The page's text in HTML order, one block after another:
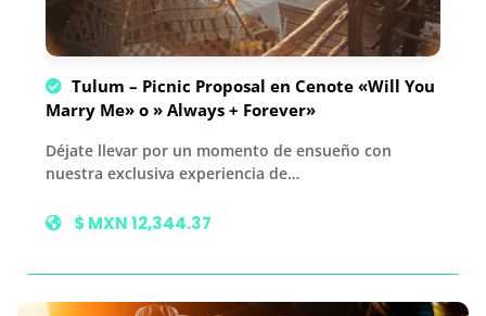
Tulum – Picnic Proposal en Cenote «Will You
Marry Me» o » Always + Forever»
Déjate llevar por un momento de ensueño con
nuestra exclusiva experiencia de…
$ MXN 12,344.37